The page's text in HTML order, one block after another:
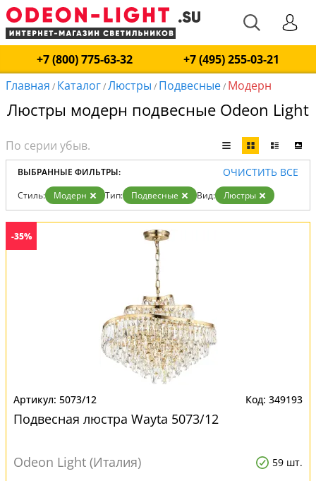
+7 (800) 775-63-32
+7 (495) 255-03-21
Главная / Каталог/Люстры / Подвесные/ Модерн
Люстры модерн подвесные Odeon Light
ВЫБРАННЫЕ ФИЛЬТРЫ: ОЧИСТИТЬ ВСЕ
Стиль: Модерн Тип: Подвесные Вид: Люстры
-35%
5073/12 349193
Подвесная люстра Wayta 5073/12
Odeon Light (Италия) 59 шт.